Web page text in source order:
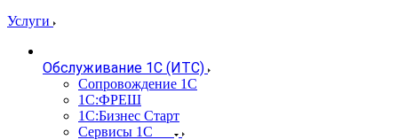
Услуги
Обслуживание 1С (ИТС)
Сопровождение 1С
1С:ФРЕШ
1С:Бизнес Старт
Сервисы 1С